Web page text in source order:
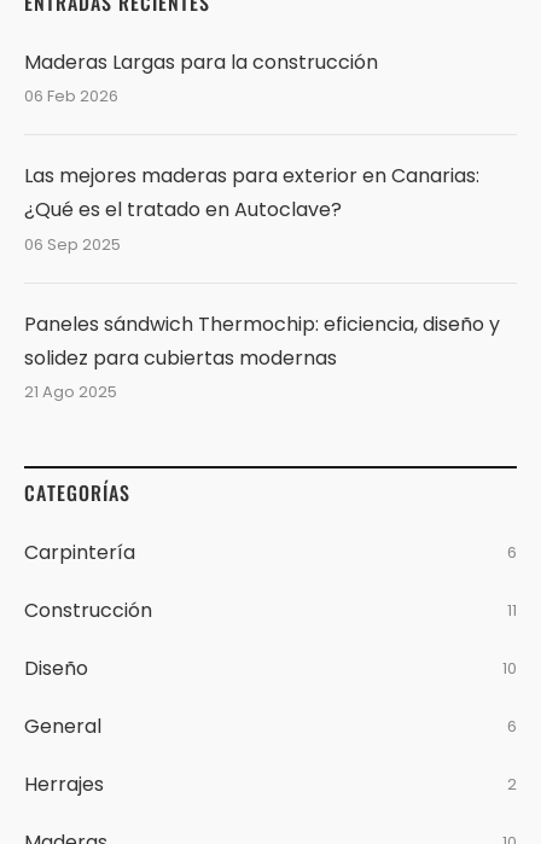
Maderas Largas para la construcción
06 Feb 2026
Las mejores maderas para exterior en Canarias:
¿Qué es el tratado en Autoclave?
06 Sep 2025
Paneles sándwich Thermochip: eficiencia, diseño y
solidez para cubiertas modernas
21 Ago 2025
CATEGORÍAS
Carpintería 6
Construcción 11
Diseño 10
General 6
Herrajes 2